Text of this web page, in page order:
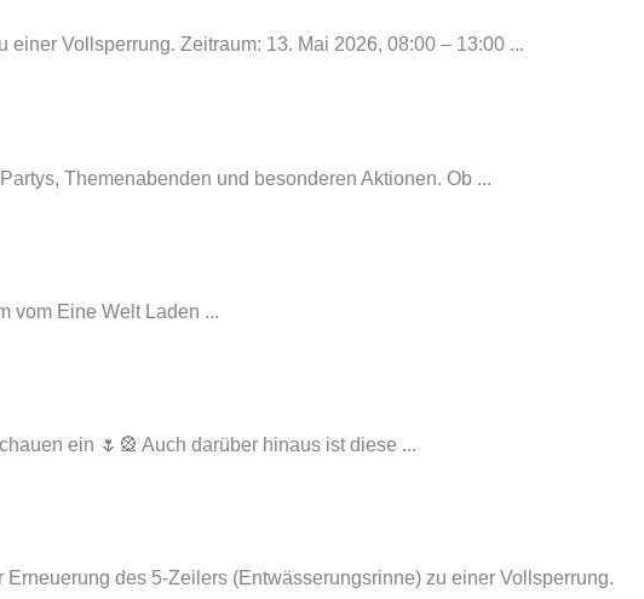
Vollsperrung. Zeitraum: 13. Mai 2026, 08:00 – 13:00 ...
Themenabenden und besonderen Aktionen. Ob ...
vom Eine Welt Laden ...
ein 🌷🎡 Auch darüber hinaus ist diese ...
des 5‑Zeilers (Entwässerungsrinne) zu einer Vollsperrung.